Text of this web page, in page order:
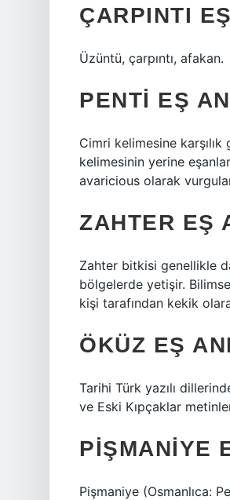
ÇARPINTI
Üzüntü, çarpıntı, afakan.
PENTI EŞ
Cimri kelimesine
kelimesinin yerine
avaricious olarak
ZAHTER EŞ
Zahter bitkisi genellikle
bölgelerde yetişir.
kişi tarafından kekik
ÖKÜZ EŞ
Tarihi Türk yazılı
ve Eski Kıpçaklar
PIŞMANIYE
Pişmaniye (Osmanlıca: